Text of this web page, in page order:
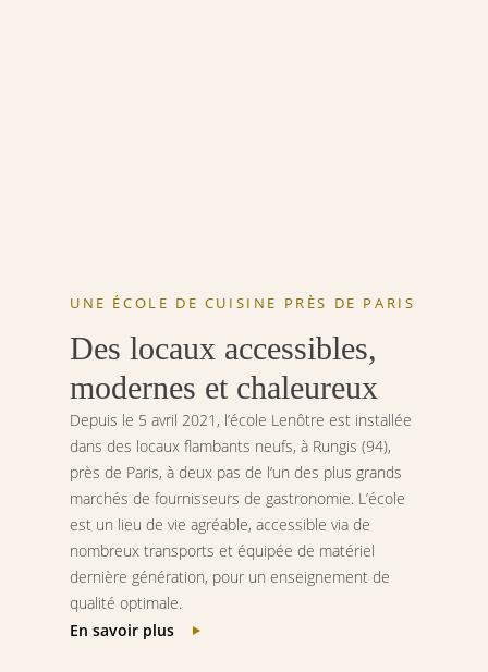
UNE ÉCOLE DE CUISINE PRÈS DE PARIS
Des locaux accessibles,
modernes et chaleureux
Depuis le 5 avril 2021, l’école Lenôtre est installée
dans des locaux flambants neufs, à Rungis (94),
près de Paris, à deux pas de l’un des plus grands
marchés de fournisseurs de gastronomie. L’école
est un lieu de vie agréable, accessible via de
nombreux transports et équipée de matériel
dernière génération, pour un enseignement de
qualité optimale.
En savoir plus